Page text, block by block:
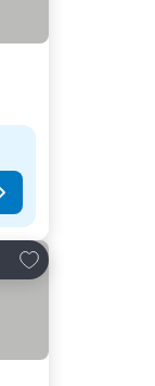
Lisää suosikkeihin